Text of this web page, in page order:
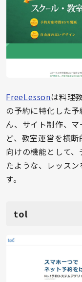
FreeLessonは料理
の予約に特化した
ん、サイト制作、
ど、教室運営を横
向けの機能として
たような、レッス
す。
tol